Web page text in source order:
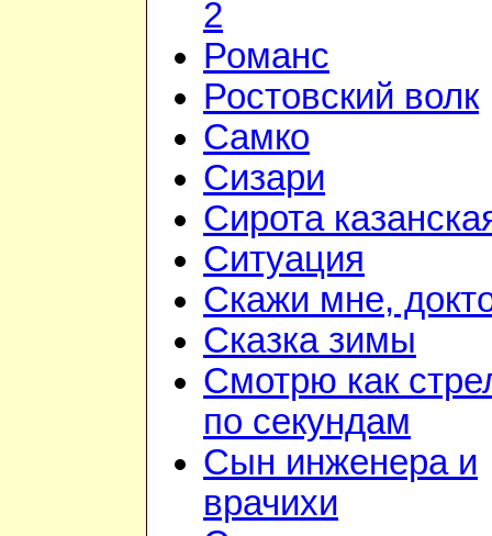
2
Романс
Ростовский волк
Самко
Сизари
Сирота
Ситуация
Скажи мне,
Сказка зимы
Смотрю как
по секундам
Сын инженера и
врачихи